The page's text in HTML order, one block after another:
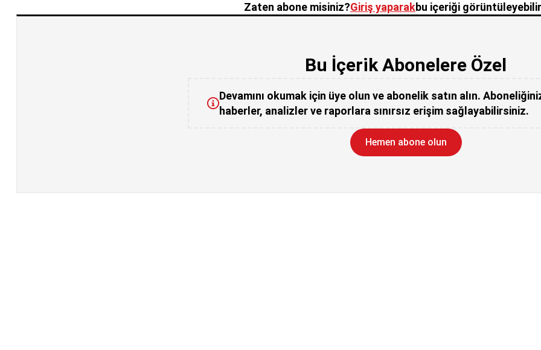
Zaten abone misiniz?Giriş yaparakbu içeriği
Bu İçerik Abonelere Özel
Devamını okumak için üye olun ve abonelik satın alın.
haberler, analizler ve raporlara sınırsız erişim sağlayabilirsiniz.
Hemen abone olun